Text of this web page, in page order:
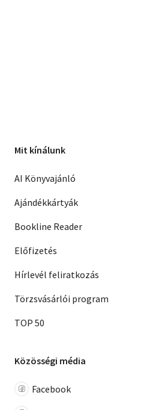
Mit kínálunk
AI Könyvajánló
Ajándékkártyák
Bookline Reader
Előfizetés
Hírlevél feliratkozás
Törzsvásárlói program
TOP 50
Közösségi média
Facebook